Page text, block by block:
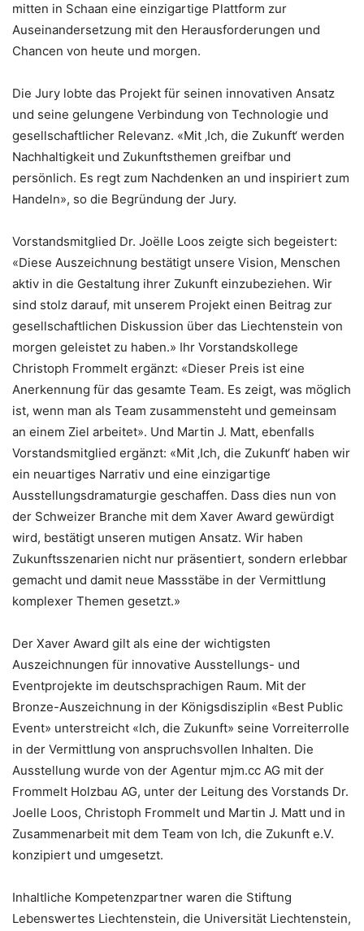
mitten in Schaan eine einzigartige Plattform zur
Auseinandersetzung mit den Herausforderungen und
Chancen von heute und morgen.
Die Jury lobte das Projekt für seinen innovativen Ansatz
und seine gelungene Verbindung von Technologie und
gesellschaftlicher Relevanz. «Mit ‚Ich, die Zukunft‘ werden
Nachhaltigkeit und Zukunftsthemen greifbar und
persönlich. Es regt zum Nachdenken an und inspiriert zum
Handeln», so die Begründung der Jury.
Vorstandsmitglied Dr. Joëlle Loos zeigte sich begeistert:
«Diese Auszeichnung bestätigt unsere Vision, Menschen
aktiv in die Gestaltung ihrer Zukunft einzubeziehen. Wir
sind stolz darauf, mit unserem Projekt einen Beitrag zur
gesellschaftlichen Diskussion über das Liechtenstein von
morgen geleistet zu haben.» Ihr Vorstandskollege
Christoph Frommelt ergänzt: «Dieser Preis ist eine
Anerkennung für das gesamte Team. Es zeigt, was möglich
ist, wenn man als Team zusammensteht und gemeinsam
an einem Ziel arbeitet». Und Martin J. Matt, ebenfalls
Vorstandsmitglied ergänzt: «Mit ‚Ich, die Zukunft‘ haben wir
ein neuartiges Narrativ und eine einzigartige
Ausstellungsdramaturgie geschaffen. Dass dies nun von
der Schweizer Branche mit dem Xaver Award gewürdigt
wird, bestätigt unseren mutigen Ansatz. Wir haben
Zukunftsszenarien nicht nur präsentiert, sondern erlebbar
gemacht und damit neue Massstäbe in der Vermittlung
komplexer Themen gesetzt.»
Der Xaver Award gilt als eine der wichtigsten
Auszeichnungen für innovative Ausstellungs- und
Eventprojekte im deutschsprachigen Raum. Mit der
Bronze-Auszeichnung in der Königsdisziplin «Best Public
Event» unterstreicht «Ich, die Zukunft» seine Vorreiterrolle
in der Vermittlung von anspruchsvollen Inhalten. Die
Ausstellung wurde von der Agentur mjm.cc AG mit der
Frommelt Holzbau AG, unter der Leitung des Vorstands Dr.
Joelle Loos, Christoph Frommelt und Martin J. Matt und in
Zusammenarbeit mit dem Team von Ich, die Zukunft e.V.
konzipiert und umgesetzt.
Inhaltliche Kompetenzpartner waren die Stiftung
Lebenswertes Liechtenstein, die Universität Liechtenstein,